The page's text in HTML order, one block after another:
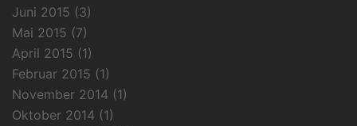
Juni 2015 (3)
Mai 2015 (7)
April 2015 (1)
Februar 2015 (1)
November 2014 (1)
Oktober 2014 (1)